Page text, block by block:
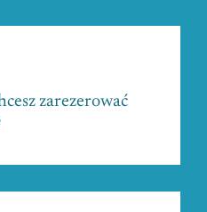
zarezerować